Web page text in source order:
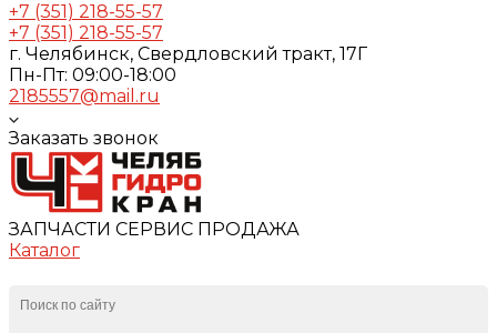
+7 (351) 218-55-57
+7 (351) 218-55-57
г. Челябинск, Свердловский тракт, 17Г
Пн-Пт: 09:00-18:00
2185557@mail.ru
Заказать звонок
ЗАПЧАСТИ СЕРВИС ПРОДАЖА
Каталог